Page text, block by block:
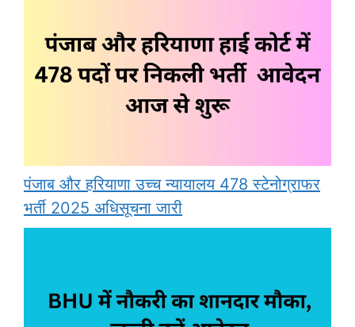
पंजाब और हरियाणा उच्च न्यायालय 478 स्टेनोग्राफर
भर्ती 2025 अधिसूचना जारी